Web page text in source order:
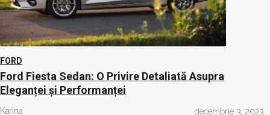
FORD
Ford Fiesta Sedan: O Privire Detaliată Asupra
Eleganței și Performanței
Karina decembrie 3, 2023